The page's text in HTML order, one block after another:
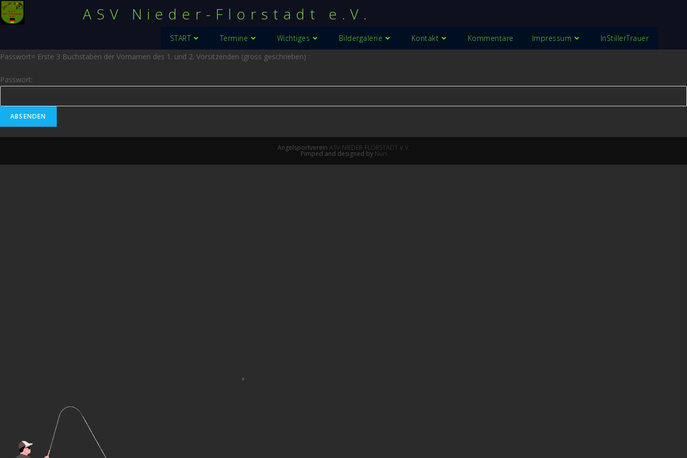
ASV Nieder-Florstadt e.V.
START Termine Wichtiges Bildergalerie Kontakt Kommentare Impressum
InStillerTrauer
Passwort= Erste 3 Buchstaben der Vornamen des 1. und 2. Vorsitzenden (gross geschrieben) :
Passwort:
Angelsportverein ASV-NIEDER-FLORSTADT e.V.
Pimped and designed by Nuri